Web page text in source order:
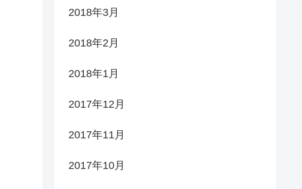
2018年3月
2018年2月
2018年1月
2017年12月
2017年11月
2017年10月